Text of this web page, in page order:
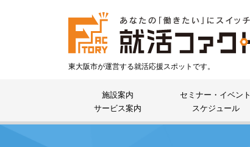
東大阪市が運営する就活応援スポットです。
施設案内
サービス案内
セミナー・イベント
スケジュール